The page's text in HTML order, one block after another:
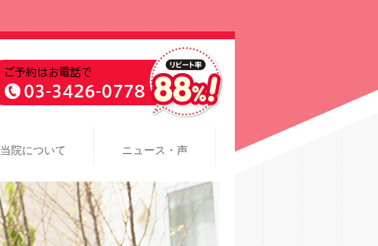
当院について ニュース・声